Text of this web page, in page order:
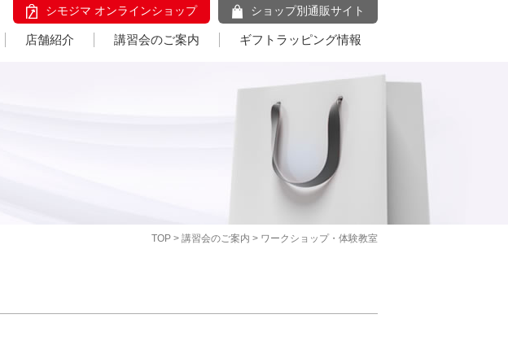
シモジマ オンラインショップ ショップ別通販サイト
店舗紹介 講習会のご案内 ギフトラッピング情報
TOP > 講習会のご案内 > ワークショップ・体験教室